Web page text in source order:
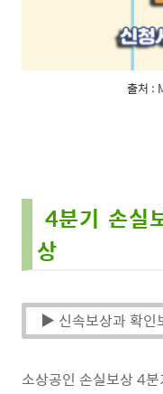
출처 :
4분기 손실
상
▶ 신속보상과 확인
소상공인 손실보상 4